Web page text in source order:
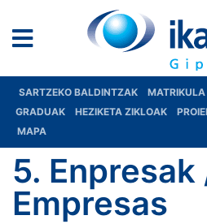
SARTZEKO BALDINTZAK MATRIKULA
GRADUAK
HEZIKETA ZIKLOAK
MAPA
5. Enpresak
Empresas